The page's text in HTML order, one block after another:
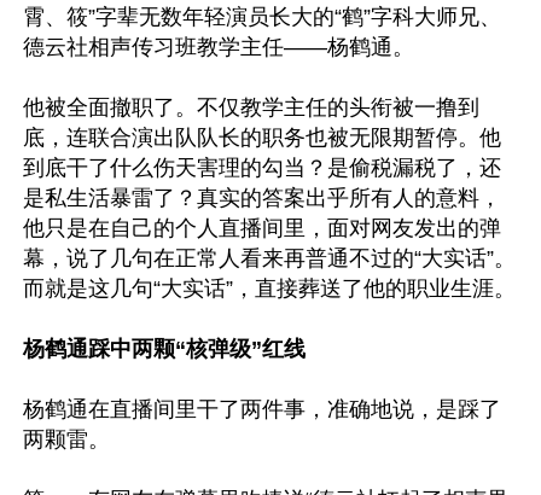
霄、筱”字辈无数年轻演员长大的“鹤”字科大师兄、
德云社相声传习班教学主任——杨鹤通。
他被全面撤职了。不仅教学主任的头衔被一撸到
底，连联合演出队队长的职务也被无限期暂停。他
到底干了什么伤天害理的勾当？是偷税漏税了，还
是私生活暴雷了？真实的答案出乎所有人的意料，
他只是在自己的个人直播间里，面对网友发出的弹
幕，说了几句在正常人看来再普通不过的“大实话”。
而就是这几句“大实话”，直接葬送了他的职业生涯。
杨鹤通踩中两颗“核弹级”红线
杨鹤通在直播间里干了两件事，准确地说，是踩了
两颗雷。